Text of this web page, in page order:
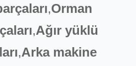
,Orman
,Ağır yüklü
,Arka makine